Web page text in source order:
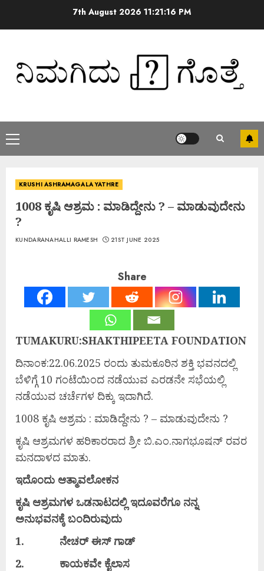
7th August 202611:21:17 PM
KRUSHI ASHRAMAGALA YATHRE
1008 ಕೃಷಿ ಆಶ್ರಮ : ಮಾಡಿದ್ದೇನು ? – ಮಾಡುವುದೇನು
?
KUNDARANAHALLI RAMESH 21ST JUNE 2025
Share
TUMAKURU:SHAKTHIPEETA FOUNDATION
ದಿನಾಂಕ:22.06.2025 ರಂದು ತುಮಕೂರಿನ ಶಕ್ತಿ ಭವನದಲ್ಲಿ
ಬೆಳಿಗ್ಗೆ 10 ಗಂಟೆಯಿಂದ ನಡೆಯುವ ಎರಡನೇ ಸಭೆಯಲ್ಲಿ
ನಡೆಯುವ ಚರ್ಚೆಗಳ ದಿಕ್ಕು ಇದಾಗಿದೆ.
1008 ಕೃಷಿ ಆಶ್ರಮ : ಮಾಡಿದ್ದೇನು ? – ಮಾಡುವುದೇನು ?
ಕೃಷಿ ಆಶ್ರಮಗಳ ಹರಿಕಾರರಾದ ಶ್ರೀ ಬಿ.ಎಂ.ನಾಗಭೂಷನ್ ರವರ
ಮನದಾಳದ ಮಾತು.
ಇದೊಂದು ಆತ್ಮಾವಲೋಕನ
ಕೃಷಿ ಆಶ್ರಮಗಳ ಒಡನಾಟದಲ್ಲಿ ಇದೂವರೆಗೂ ನನ್ನ
ಅನುಭವನಕ್ಕೆ ಬಂದಿರುವುದು
1. ನೇಚರ್ಈಸ್ ಗಾಡ್
2. ಕಾಯಕವೇ ಕೈಲಾಸ